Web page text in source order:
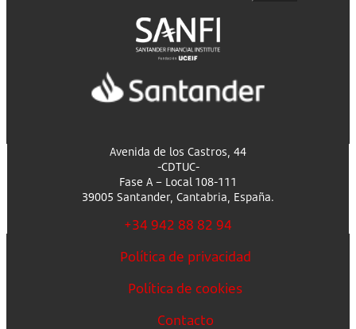
Avenida de los Castros, 44
-CDTUC-
Fase A – Local 108-111
39005 Santander, Cantabria, España.
+34 942 88 82 94
Política de privacidad
Política de cookies
Contacto